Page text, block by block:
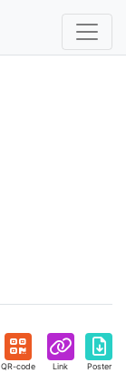
QR-code Link Poster